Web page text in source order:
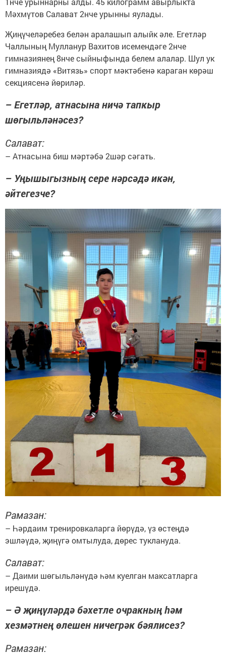
Мәхмүтов Салават 2нче урынны яулады.
Җиңүчеләребез белән аралашып алыйк әле. Егетләр
Чаллының Мулланур Вахитов исемендәге 2нче
гимназиянең 8нче сыйныфында белем алалар. Шул ук
гимназиядә «Витязь» спорт мәктәбенә караган көрәш
секциясенә йөриләр.
– Егетләр, атнасына ничә тапкыр
шөгыльләнәсез?
Салават:
– Атнасына биш мәртәбә 2шәр сәгать.
– Уңышыгызның сере нәрсәдә икән,
әйтегезче?
Рамазан:
– Һәрдаим тренировкаларга йөрүдә, үз өстеңдә
эшләүдә, җиңүгә омтылуда, дөрес туклануда.
Салават:
– Даими шөгыльләнүдә һәм куелган максатларга
ирешүдә.
– Ә җиңүләрдә бәхетле очракның һәм
хезмәтнең өлешен ничегрәк бәялисез?
Рамазан: